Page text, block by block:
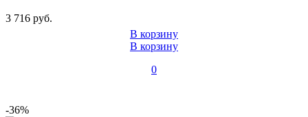
3 716 руб.
В корзину
В корзину
0
-36%